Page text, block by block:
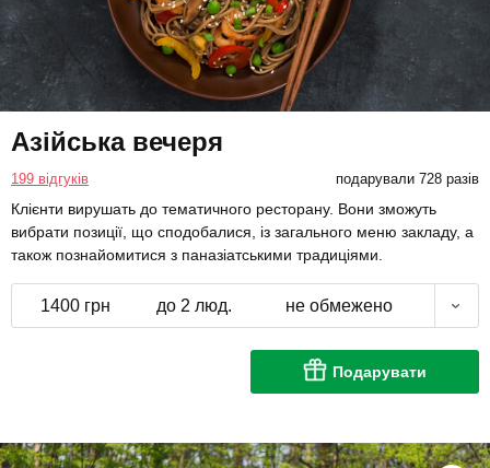
Азійська вечеря
199 відгуків подарували 728 разів
Клієнти вирушать до тематичного ресторану. Вони зможуть
вибрати позиції, що сподобалися, із загального меню закладу, а
також познайомитися з паназіатськими традиціями.
1400 грн до 2 люд. не обмежено
Подарувати